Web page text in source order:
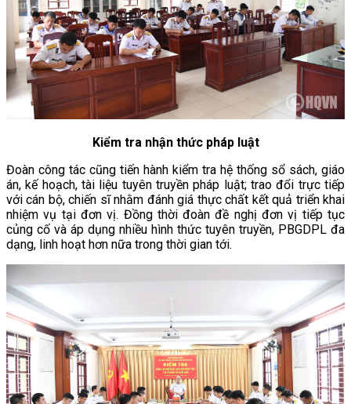
Kiểm tra nhận thức pháp luật
Đoàn công tác cũng tiến hành kiểm tra hệ thống sổ sách, giáo
án, kế hoạch, tài liệu tuyên truyền pháp luật; trao đổi trực tiếp
với cán bộ, chiến sĩ nhằm đánh giá thực chất kết quả triển khai
nhiệm vụ tại đơn vị. Đồng thời đoàn đề nghị đơn vị tiếp tục
củng cố và áp dụng nhiều hình thức tuyên truyền, PBGDPL đa
dạng, linh hoạt hơn nữa trong thời gian tới.